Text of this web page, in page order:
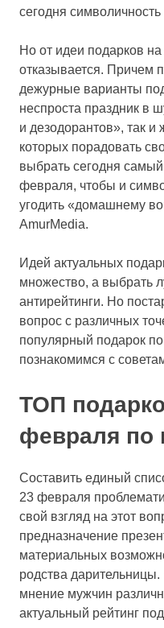
сегодня
Но от идеи подарков
отказывается. Причем
дежурные варианты
неспроста праздник в
и дезодорантов», так
которых порадовать
выбрать сегодня
февраля, чтобы и
угодить «домашнему
AmurMedia.
Идей актуальных
множество, а выбрать
антирейтинги. Но
вопрос с различных
популярный подарок
познакомимся с
ТОП
февраля по
Составить единый
23 февраля
свой взгляд на этот
предназначение
материальных
родства
мнение мужчин
актуальный рейтинг